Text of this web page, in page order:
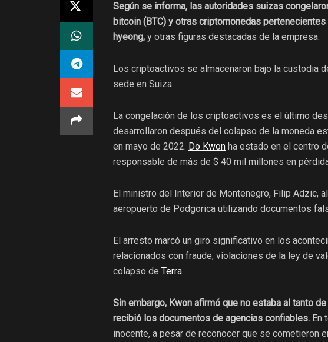
Según se informa, las autoridades suizas
bitcoin (BTC) y otras criptomonedas
hyeong, y otras figuras destacadas de la empresa.
Los criptoactivos se almacenaron bajo la custodia
sede en Suiza.
La congelación de los criptoactivos es el último
desarrollaron después del colapso de la moneda
en mayo de 2022. Do Kwon ha estado en el centro
responsable de más de $ 40 mil millones en
El ministro del Interior de Montenegro, Filip Adzic,
aeropuerto de Podgorica utilizando documentos
El arresto marcó un giro significativo en los
relacionados con fraude, violaciones de la ley de
colapso de Terra.
Sin embargo, Kwon afirmó que no estaba al tanto
recibió los documentos de agencias confiables. En
inocente, a pesar de reconocer que se cometieron